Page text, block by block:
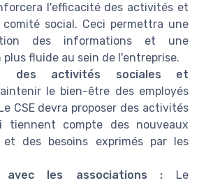
l'efficacité des activités et
social. Ceci permettra une
des informations et une
fluide au sein de l'entreprise.
des activités sociales et
le bien-être des employés
CSE devra proposer des activités
tiennent compte des nouveaux
des besoins exprimés par les
avec les associations : Le